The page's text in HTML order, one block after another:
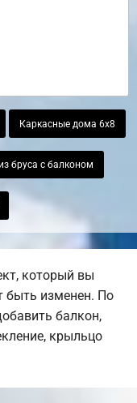
Каркасные дома 6х8
бруса с балконом
который вы
быть изменен. По
балкон,
крыльцо